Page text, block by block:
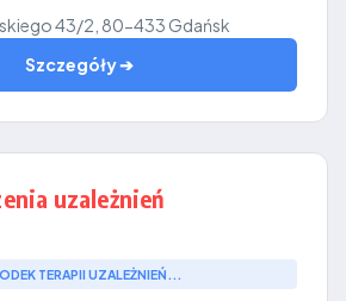
43/2, 80-433 Gdańsk
Szczegóły ➔
uzależnień
TERAPII UZALEŻNIEŃ...